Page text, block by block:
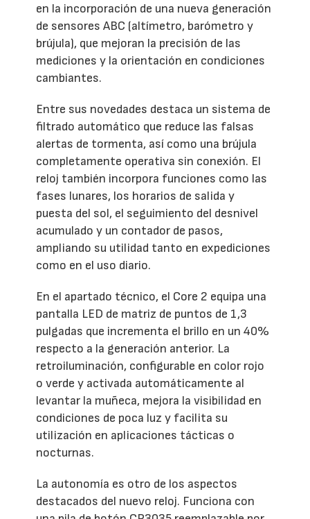
en la incorporación de una nueva generación
de sensores ABC (altímetro, barómetro y
brújula), que mejoran la precisión de las
mediciones y la orientación en condiciones
cambiantes.
Entre sus novedades destaca un sistema de
filtrado automático que reduce las falsas
alertas de tormenta, así como una brújula
completamente operativa sin conexión. El
reloj también incorpora funciones como las
fases lunares, los horarios de salida y
puesta del sol, el seguimiento del desnivel
acumulado y un contador de pasos,
ampliando su utilidad tanto en expediciones
como en el uso diario.
En el apartado técnico, el Core 2 equipa una
pantalla LED de matriz de puntos de 1,3
pulgadas que incrementa el brillo en un 40%
respecto a la generación anterior. La
retroiluminación, configurable en color rojo
o verde y activada automáticamente al
levantar la muñeca, mejora la visibilidad en
condiciones de poca luz y facilita su
utilización en aplicaciones tácticas o
nocturnas.
La autonomía es otro de los aspectos
destacados del nuevo reloj. Funciona con